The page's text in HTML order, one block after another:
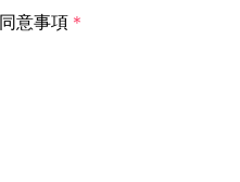
同意事項 ＊